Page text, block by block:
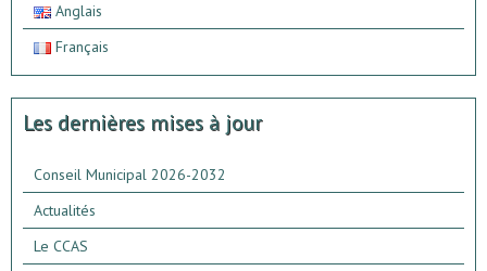
Anglais
Français
Les dernières mises à jour
Conseil Municipal 2026-2032
Actualités
Le CCAS